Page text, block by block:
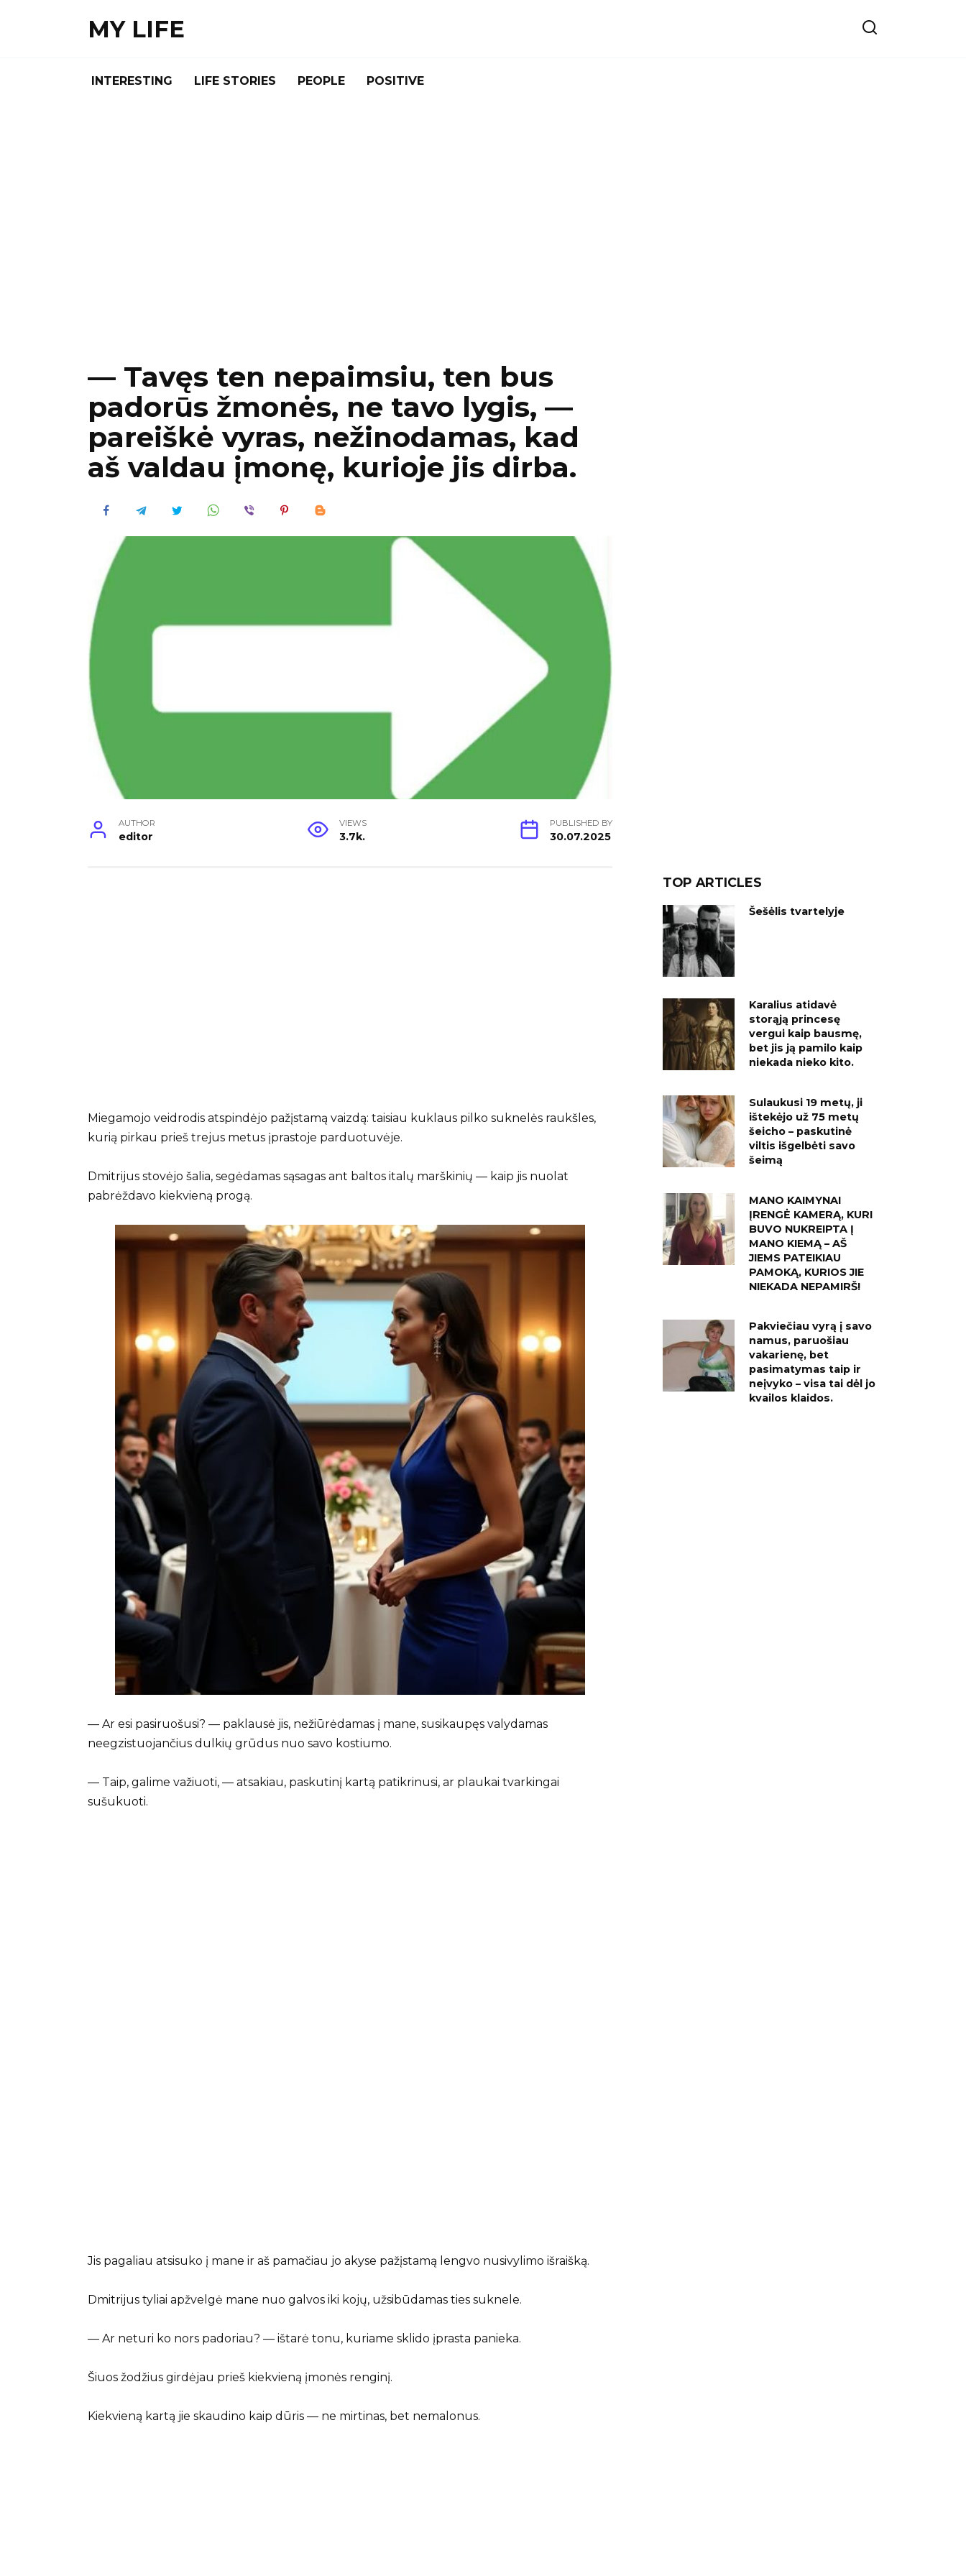
MY LIFE
INTERESTING LIFE STORIES PEOPLE POSITIVE
— Tavęs ten nepaimsiu, ten bus
padorūs žmonės, ne tavo lygis, —
pareiškė vyras, nežinodamas, kad
aš valdau įmonę, kurioje jis dirba.
AUTHOR
editor
VIEWS
3.7k.
PUBLISHED BY
30.07.2025
Miegamojo veidrodis atspindėjo pažįstamą vaizdą: taisiau kuklaus pilko suknelės raukšles,
kurią pirkau prieš trejus metus įprastoje parduotuvėje.
Dmitrijus stovėjo šalia, segėdamas sąsagas ant baltos italų marškinių — kaip jis nuolat
pabrėždavo kiekvieną progą.
— Ar esi pasiruošusi? — paklausė jis, nežiūrėdamas į mane, susikaupęs valydamas
neegzistuojančius dulkių grūdus nuo savo kostiumo.
— Taip, galime važiuoti, — atsakiau, paskutinį kartą patikrinusi, ar plaukai tvarkingai
sušukuoti.
Jis pagaliau atsisuko į mane ir aš pamačiau jo akyse pažįstamą lengvo nusivylimo išraišką.
Dmitrijus tyliai apžvelgė mane nuo galvos iki kojų, užsibūdamas ties suknele.
— Ar neturi ko nors padoriau? — ištarė tonu, kuriame sklido įprasta panieka.
Šiuos žodžius girdėjau prieš kiekvieną įmonės renginį.
Kiekvieną kartą jie skaudino kaip dūris — ne mirtinas, bet nemalonus.
TOP ARTICLES
Šešėlis tvartelyje
Karalius atidavė
storąją princesę
vergui kaip bausmę,
bet jis ją pamilo kaip
niekada nieko kito.
Sulaukusi 19 metų, ji
ištekėjo už 75 metų
šeicho – paskutinė
viltis išgelbėti savo
šeimą
MANO KAIMYNAI
ĮRENGĖ KAMERĄ, KURI
BUVO NUKREIPTA Į
MANO KIEMĄ – AŠ
JIEMS PATEIKIAU
PAMOKĄ, KURIOS JIE
NIEKADA NEPAMIRŠ!
Pakviečiau vyrą į savo
namus, paruošiau
vakarienę, bet
pasimatymas taip ir
neįvyko – visa tai dėl jo
kvailos klaidos.